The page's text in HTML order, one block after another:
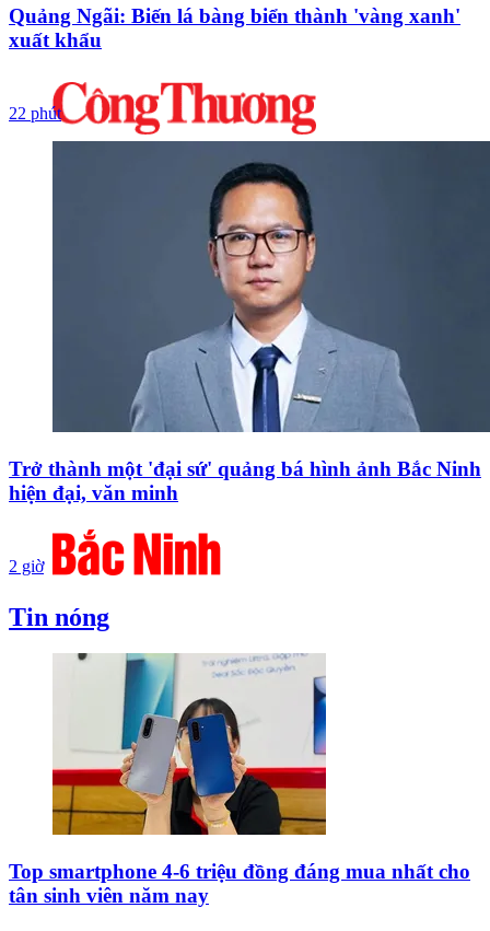
Quảng Ngãi: Biến lá bàng biển thành 'vàng xanh'
xuất khẩu
22 phút
Trở thành một 'đại sứ' quảng bá hình ảnh Bắc Ninh
hiện đại, văn minh
2 giờ
Tin nóng
Top smartphone 4-6 triệu đồng đáng mua nhất cho
tân sinh viên năm nay